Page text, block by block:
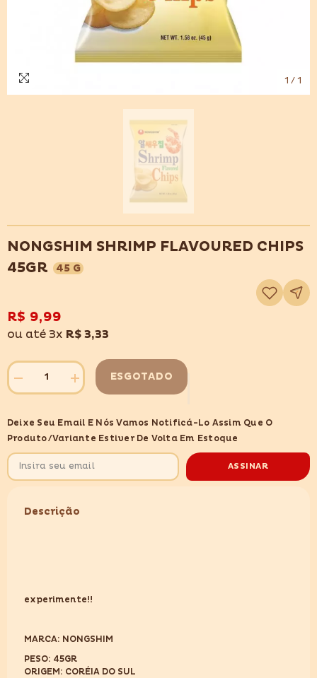
1 / 1
NONGSHIM SHRIMP FLAVOURED CHIPS
45GR
45 G
Adicionar
à
lista
R$ 9,99
ou até 3x R$ 3,33
Diminuir
quantidade
SHRIMP
FLAVOURED
45GR
Aumentar
quantidade
SHRIMP
FLAVOURED
45GR
ESGOTADO
Deixe Seu Email E Nós Vamos Notificá-Lo Assim Que O
Produto/variante Estiver De Volta Em Estoque
ASSINAR
Descrição
experimente!!
MARCA: NONGSHIM
PESO: 45GR
ORIGEM: CORÉIA DO SUL